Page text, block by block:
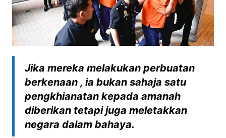
Jika mereka melakukan perbuatan
berkenaan , ia bukan sahaja satu
pengkhianatan kepada amanah
diberikan tetapi juga meletakkan
negara dalam bahaya.